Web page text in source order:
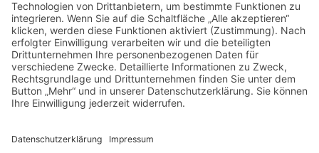
Aktuelles
Aktionen
Positionen
Termine
DIE LINKE. Kreisverband Main-Taunus